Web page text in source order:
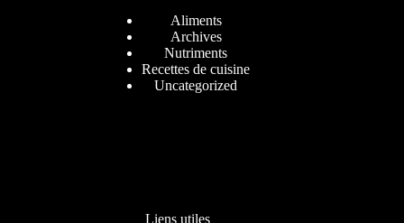
Aliments
Archives
Nutriments
Recettes de cuisine
Uncategorized
Liens utiles